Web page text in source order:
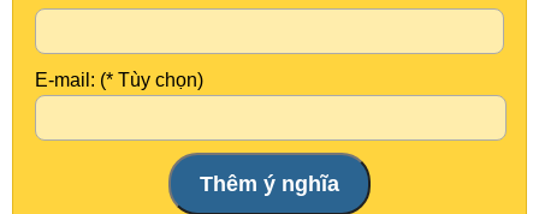
E-mail: (* Tùy chọn)